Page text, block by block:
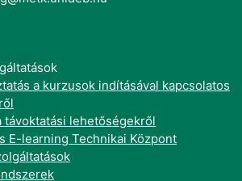
a kurzusok indításával kapcsolatos
távoktatási lehetőségekről
E-learning Technikai Központ